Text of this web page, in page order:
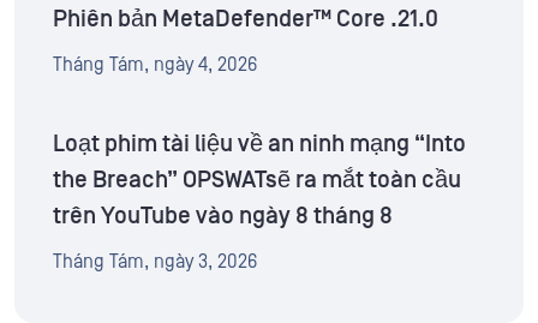
Phiên bản MetaDefender™ Core .21.0
Tháng Tám, ngày 4, 2026
Loạt phim tài liệu về an ninh mạng “Into
the Breach” OPSWATsẽ ra mắt toàn cầu
trên YouTube vào ngày 8 tháng 8
Tháng Tám, ngày 3, 2026